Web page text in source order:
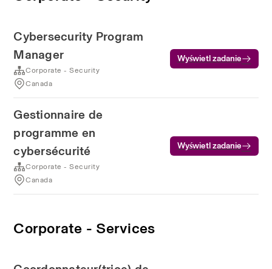
Cybersecurity Program
Manager
Corporate - Security
Canada
Wyświetl zadanie
Gestionnaire de
programme en
cybersécurité
Corporate - Security
Canada
Wyświetl zadanie
Corporate - Services